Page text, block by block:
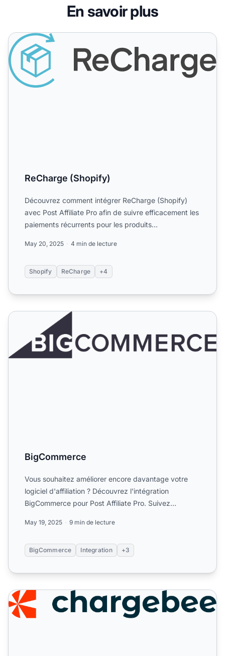
En savoir plus
ReCharge (Shopify)
ReCharge (Shopify)
Découvrez comment intégrer ReCharge (Shopify)
avec Post Affiliate Pro afin de suivre efficacement les
paiements récurrents pour les produits
May 20, 2025 4 min de lecture
Shopify ReCharge +4
BigCommerce
BigCommerce
Vous souhaitez améliorer encore davantage votre
logiciel d'affiliation ? Découvrez l'intégration
BigCommerce pour Post Affiliate Pro. Suivez
May 19, 2025 9 min de lecture
BigCommerce Integration +3
Chargebee